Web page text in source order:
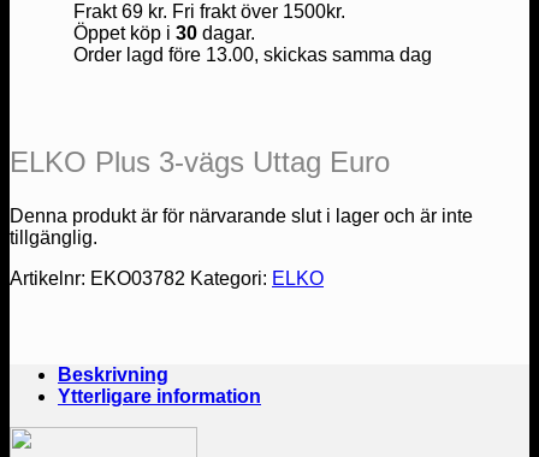
Frakt 69 kr. Fri frakt över 1500kr.
Öppet köp i 30dagar.
Order lagd före 13.00, skickas samma dag
ELKO Plus 3-vägs Uttag Euro
Denna produkt är för närvarande slut i lager och är inte
tillgänglig.
Artikelnr: EKO03782 Kategori: ELKO
Beskrivning
Ytterligare information